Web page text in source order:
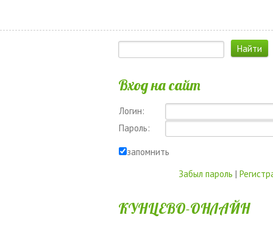
Вход на сайт
Логин:
Пароль:
запомнить
Забыл пароль |
КУНЦЕВО-ОНЛАЙН